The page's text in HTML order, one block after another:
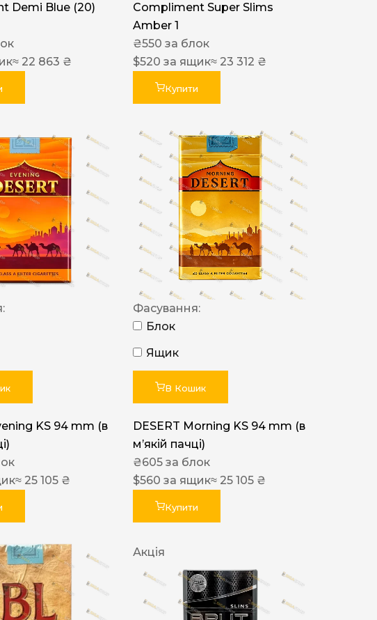
Demi Blue (20)
≈ 22 863 ₴
Compliment Super Slims
Amber 1
₴550 за блок
$520 за ящик≈ 23 312 ₴
Купити
KS 94 mm (в
≈ 25 105 ₴
Фасування:
Блок
Ящик
В Кошик
DESERT Morning KS 94 mm (в
мʼякій пачці)
₴605 за блок
$560 за ящик≈ 25 105 ₴
Купити
Акція